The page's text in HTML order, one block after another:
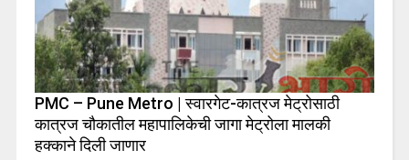
PMC – Pune Metro | स्वारगेट-कात्रज मेट्रोसाठी
कात्रज चौकातील महापालिकेची जागा मेट्रोला मालकी
हक्काने दिली जाणार